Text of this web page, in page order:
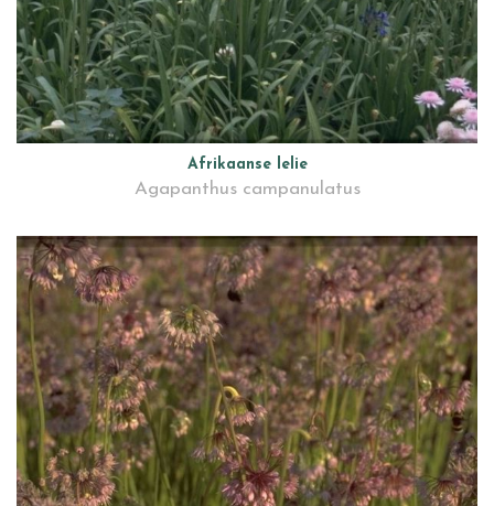
Afrikaanse lelie
Agapanthus campanulatus